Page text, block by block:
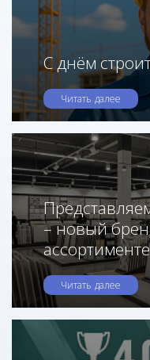
С днём
Читать далее
– новый
ассортименте
Читать далее